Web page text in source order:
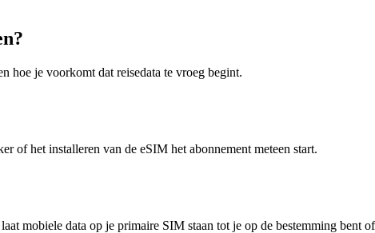
hoe je voorkomt dat reisedata te vroeg begint.
of het installeren van de eSIM het abonnement meteen start.
mobiele data op je primaire SIM staan tot je op de bestemming bent